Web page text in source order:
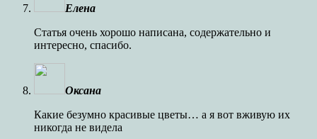
Елена
Статья очень хорошо написана, содержательно и
интересно, спасибо.
Оксана
Какие безумно красивые цветы… а я вот вживую их
никогда не видела